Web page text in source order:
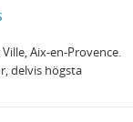
Aix-en-Provence.
delvis högsta